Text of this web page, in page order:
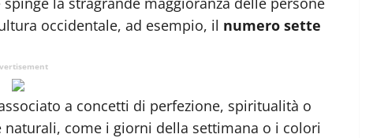
occidentale, ad esempio, il numero sette
a concetti di perfezione, spiritualità o
come i giorni della settimana o i colori